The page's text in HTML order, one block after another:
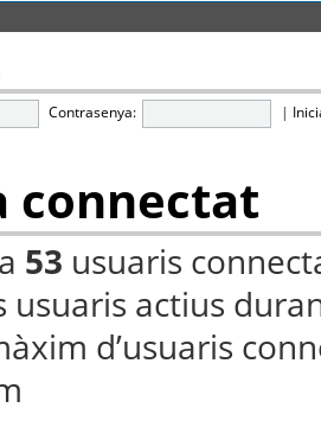
Contrasenya: |
connectat
53 usuaris
usuaris actius
d’usuaris